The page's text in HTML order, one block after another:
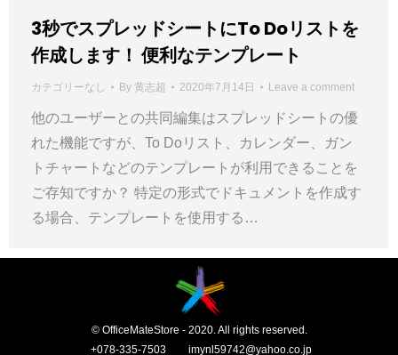
3秒でスプレッドシートにTo Doリストを
作成します！ 便利なテンプレート
カテゴリーなし By 黄志超 2020年7月14日 Leave a comment
他のユーザーとの共同編集はスプレッドシートの優
れた機能ですが、To Doリスト、カレンダー、ガン
トチャートなどのテンプレートが利用できることを
ご存知ですか？ 特定の形式でドキュメントを作成す
る場合、テンプレートを使用する…
© OfficeMateStore - 2020. All rights reserved.
+078-335-7503
imynl59742@yahoo.co.jp